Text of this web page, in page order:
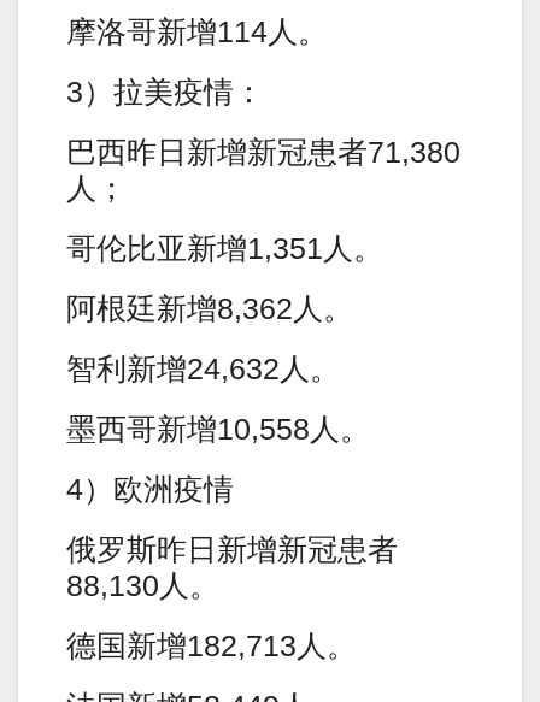
摩洛哥新增114人。
3）拉美疫情：
巴西昨日新增新冠患者71,380
人；
哥伦比亚新增1,351人。
阿根廷新增8,362人。
智利新增24,632人。
墨西哥新增10,558人。
4）欧洲疫情
俄罗斯昨日新增新冠患者
88,130人。
德国新增182,713人。